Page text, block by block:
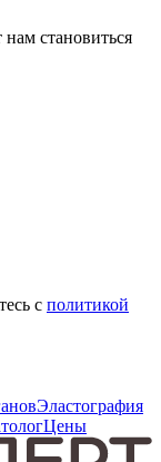
становиться
с политикой
Эластография
Цены